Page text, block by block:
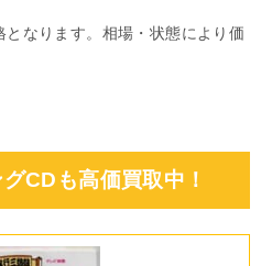
なります。相場・状態により価
CDも高価買取中！